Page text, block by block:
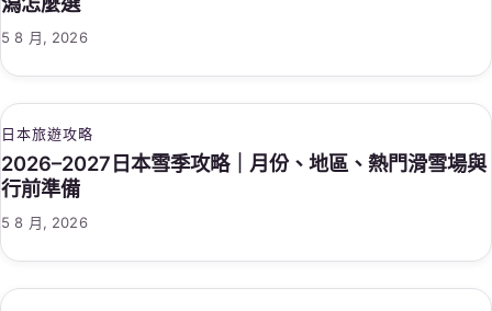
5 8 月, 2026
日本旅遊攻略
2026–2027日本雪季攻略｜月份、地區、熱門滑雪場與
行前準備
5 8 月, 2026